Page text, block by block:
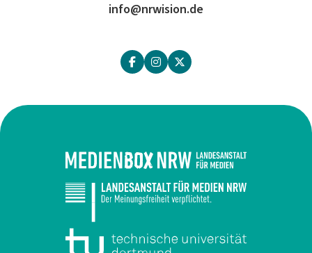
info@nrwision.de